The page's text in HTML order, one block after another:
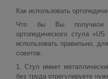
Как использовать
Что бы Вы получили
ортопедического стула
использовать правильно,
советов:
1. Стул имеет
без труда отрегулируете